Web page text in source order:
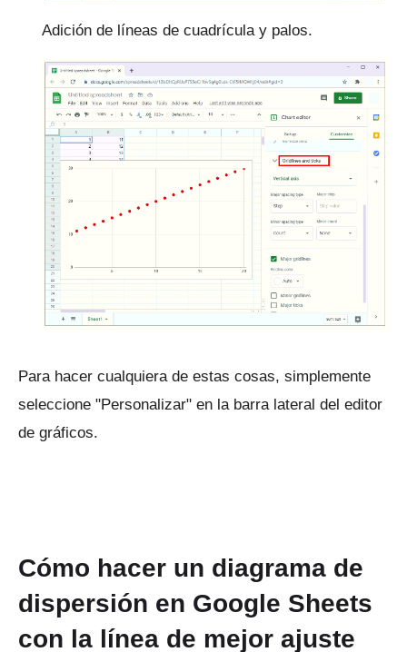
Adición de líneas de cuadrícula y palos.
Para hacer cualquiera de estas cosas, simplemente
seleccione "Personalizar" en la barra lateral del editor
de gráficos.
Cómo hacer un diagrama de
dispersión en Google Sheets
con la línea de mejor ajuste